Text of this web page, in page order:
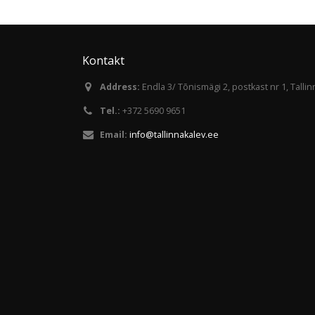
Kontakt
Address: Endla 3/ Tõnismägi 2, postkast nr 1,
Tel.: +372 5690 9651
Email: info@tallinnakalev.ee